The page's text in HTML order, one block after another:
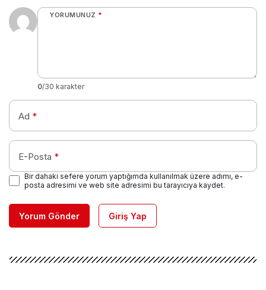
YORUMUNUZ *
0/30 karakter
Ad *
E-Posta *
Bir dahaki sefere yorum yaptığımda kullanılmak üzere adımı, e-
posta adresimi ve web site adresimi bu tarayıcıya kaydet.
Yorum Gönder Giriş Yap